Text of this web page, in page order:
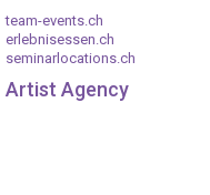
team-events.ch
erlebnisessen.ch
seminarlocations.ch
Artist Agency